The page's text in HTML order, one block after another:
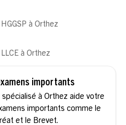
à Orthez
à Orthez
importants
à Orthez aide votre
importants comme le
et le Brevet.